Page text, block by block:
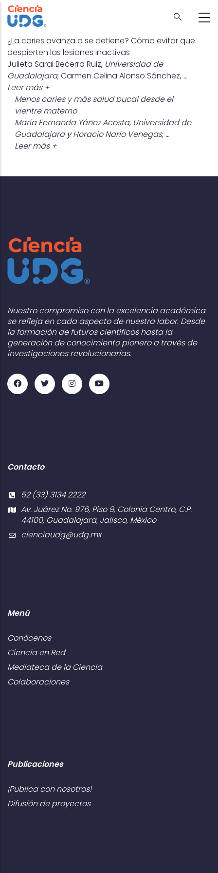
Skip
to
main
content
¿La caries avanza o se detiene? Cómo evitar que
despierten las lesiones inactivas
Julieta Sarai Becerra Ruiz, Universidad de
Guadalajara; Carmen Celina Alonso Sánchez, …
Leer más +
Menos caries y más salud bucal desde el
vientre materno
María Fernanda Yáñez Acosta, Universidad de
GuadalajarayHoracio Nario Venegas, …
Leer más +
Nuestro compromiso con la excelencia académica
se refleja en cada aspecto de nuestra labor. Desde
la formación de futuros científicos hasta la
generación de conocimiento pionero a través de
investigaciones revolucionarias.
Contacto
52 (33) 3134 2222
Av. Juárez No. 976, Piso 9, Colonia Centro, C.P.
44100, Guadalajara, Jalisco, México
cienciaudg@udg.mx
Menú
Conócenos
Ciencia en Red
Mediateca de la Ciencia
Colaboraciones
Publicaciones
¡Publica con nosotros!
Difusión de proyectos